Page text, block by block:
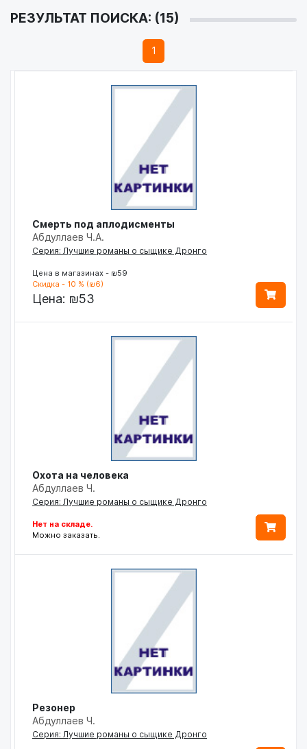
РЕЗУЛЬТАТ ПОИСКА: (15)
1
Смерть под аплодисменты
Абдуллаев Ч.А.
Серия: Лучшие романы о сыщике Дронго
Цена в магазинах - ₪59
Скидка - 10 % (₪6)
Цена: ₪53
Охота на человека
Абдуллаев Ч.
Серия: Лучшие романы о сыщике Дронго
Нет на складе.
Можно заказать.
Резонер
Абдуллаев Ч.
Серия: Лучшие романы о сыщике Дронго